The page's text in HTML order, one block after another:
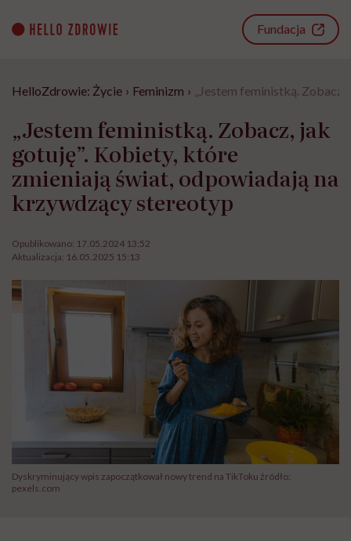
content
Fundacja
HelloZdrowie: Życie › Feminizm › „Jestem feministką.
„Jestem feministką. Zobacz, jak
gotuję”. Kobiety, które
zmieniają świat, odpowiadają na
krzywdzący stereotyp
Opublikowano: 17.05.2024 13:52
Aktualizacja: 16.05.2025 15:13
Dyskryminujący wpis zapoczątkował nowy trend na TikToku źródło:
pexels.com